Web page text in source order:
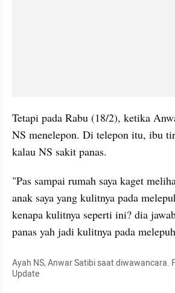
Tetapi pada Rabu (18/2), ketika
NS menelepon. Di telepon itu, ibu
kalau NS sakit panas.
"Pas sampai rumah saya kaget
anak saya yang kulitnya pada
kenapa kulitnya seperti ini? dia
panas yah jadi kulitnya pada
Ayah NS, Anwar Satibi saat diwawancara.
Update